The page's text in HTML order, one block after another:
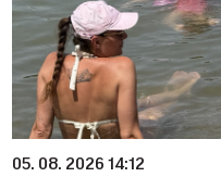
05. 08. 2026 14:12